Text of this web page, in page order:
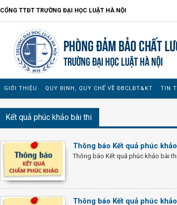
CỔNG TTĐT TRƯỜNG ĐẠI HỌC LUẬT HÀ NỘI
Phòng Đảm bảo chất
TRƯỜNG ĐẠI HỌC LUẬT HÀ NỘI
GIỚI THIỆU QUY ĐỊNH, QUY CHẾ VỀ ĐBCLĐT&KT TIN
Kết quả phúc khảo bài thi
Thông báo Kết quả phúc
Thông báo Kết quả phúc khảo bài
Thông báo Kết quả phúc